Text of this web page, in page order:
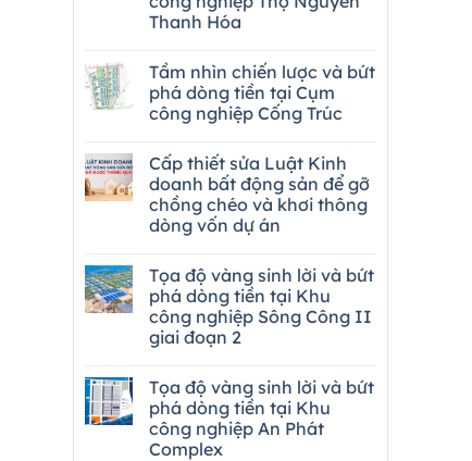
Thanh Hóa
Tầm nhìn chiến lược và bứt
phá dòng tiền tại Cụm
công nghiệp Cống Trúc
Cấp thiết sửa Luật Kinh
doanh bất động sản để gỡ
chồng chéo và khơi thông
dòng vốn dự án
Tọa độ vàng sinh lời và bứt
phá dòng tiền tại Khu
công nghiệp Sông Công II
giai đoạn 2
Tọa độ vàng sinh lời và bứt
phá dòng tiền tại Khu
công nghiệp An Phát
Complex